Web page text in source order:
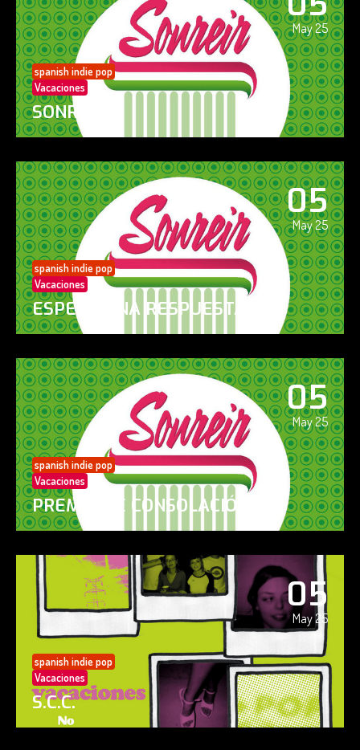
May 25
spanish indie pop
Vacaciones
SONREÍR
05
May 25
spanish indie pop
Vacaciones
ESPERO UNA RESPUESTA
05
May 25
spanish indie pop
Vacaciones
PREMIO DE CONSOLACIÓN
05
May 25
spanish indie pop
Vacaciones
S.C.C.